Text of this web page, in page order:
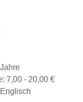
7,00 - 20,00 €